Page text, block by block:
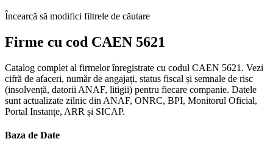
Încearcă să modifici filtrele de căutare
Firme cu cod CAEN 5621
Catalog complet al firmelor înregistrate cu codul CAEN 5621. Vezi
cifră de afaceri, număr de angajați, status fiscal și semnale de risc
(insolvență, datorii ANAF, litigii) pentru fiecare companie. Datele
sunt actualizate zilnic din ANAF, ONRC, BPI, Monitorul Oficial,
Portal Instanțe, ARR și SICAP.
Baza de Date